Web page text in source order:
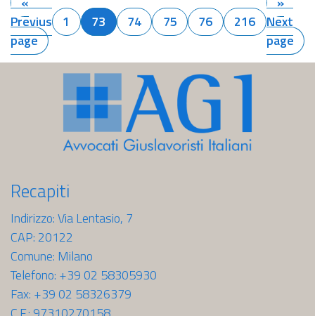
Previus
page
1 73 74 75 76 216 Next
page
Recapiti
Indirizzo: Via Lentasio, 7
CAP: 20122
Comune: Milano
Telefono: +39 02 58305930
Fax: +39 02 58326379